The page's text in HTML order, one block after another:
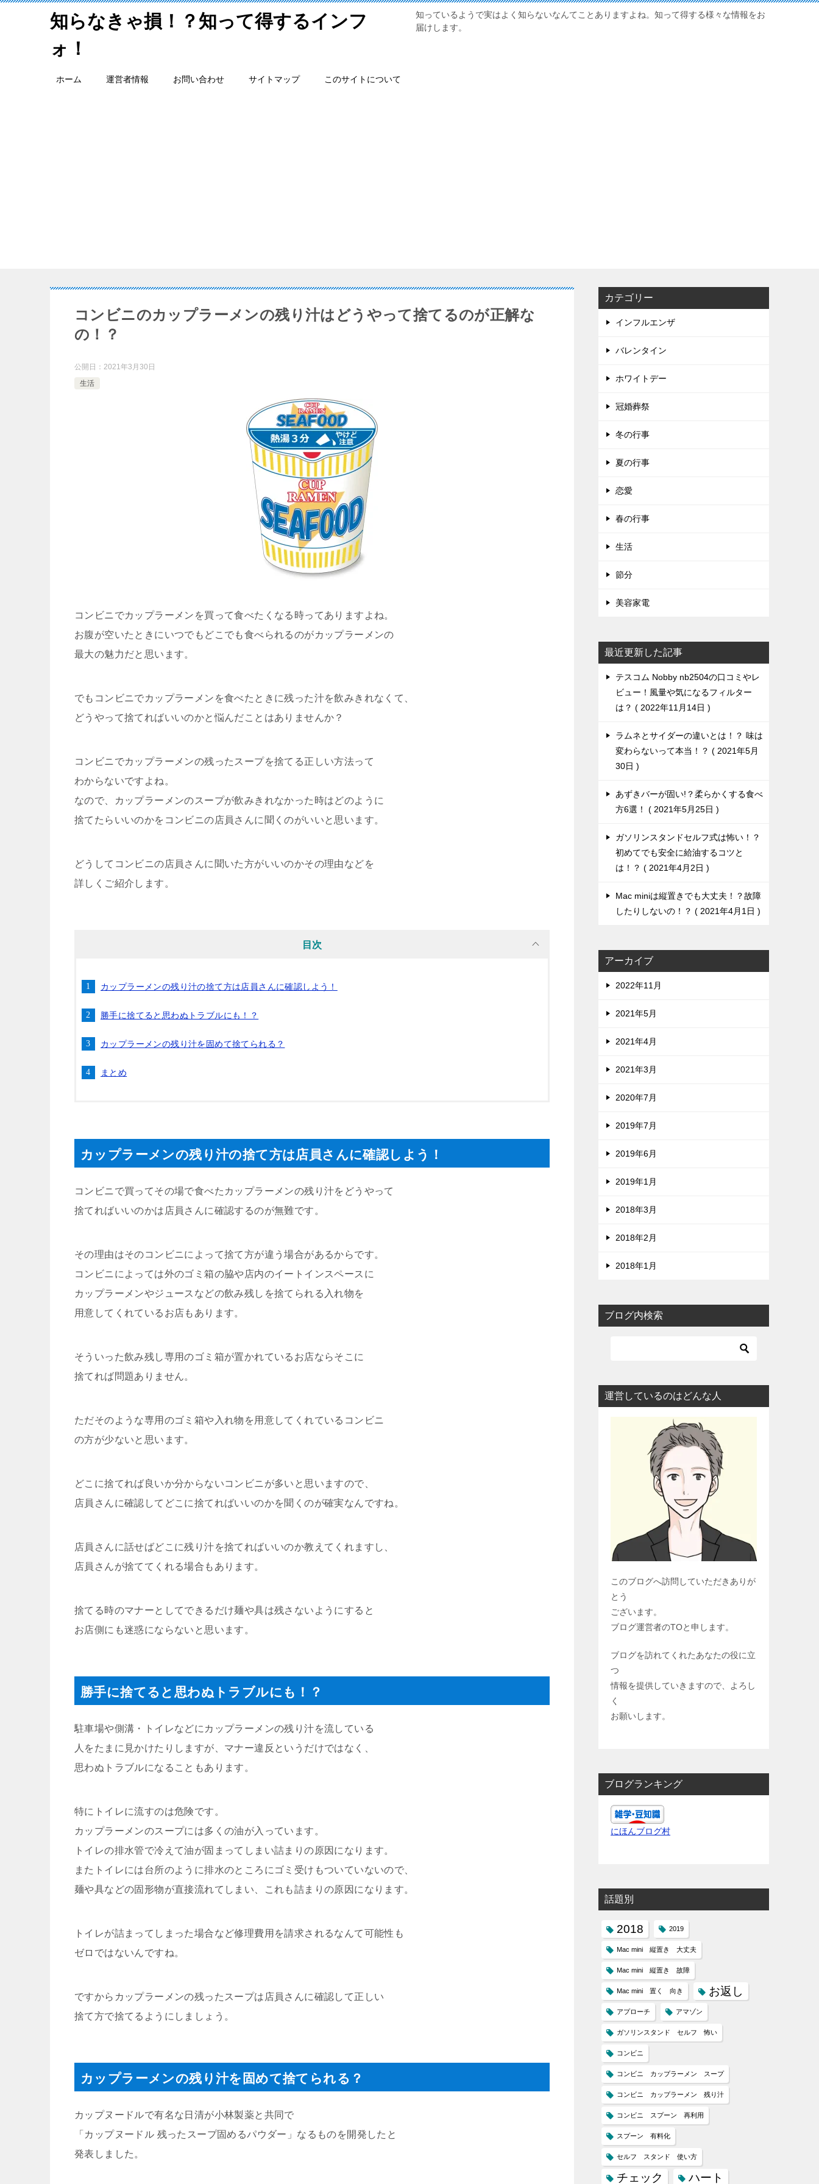
知らなきゃ損！？知って得するインフ
ォ！
知っているようで実はよく知らないなんてことありますよね。知って得する様々な情報をお
届けします。
ホーム 運営者情報 お問い合わせ サイトマップ このサイトについて
コンビニのカップラーメンの残り汁はどうやって捨てるのが正解な
の！？
公開日： 2021年3月30日
生活
コンビニでカップラーメンを買って食べたくなる時ってありますよね。
お腹が空いたときにいつでもどこでも食べられるのがカップラーメンの
最大の魅力だと思います。
でもコンビニでカップラーメンを食べたときに残った汁を飲みきれなくて、
どうやって捨てればいいのかと悩んだことはありませんか？
コンビニでカップラーメンの残ったスープを捨てる正しい方法って
わからないですよね。
なので、カップラーメンのスープが飲みきれなかった時はどのように
捨てたらいいのかをコンビニの店員さんに聞くのがいいと思います。
どうしてコンビニの店員さんに聞いた方がいいのかその理由などを
詳しくご紹介します。
目次
カップラーメンの残り汁の捨て方は店員さんに確認しよう！
勝手に捨てると思わぬトラブルにも！？
カップラーメンの残り汁を固めて捨てられる？
まとめ
カップラーメンの残り汁の捨て方は店員さんに確認しよう！
コンビニで買ってその場で食べたカップラーメンの残り汁をどうやって
捨てればいいのかは店員さんに確認するのが無難です。
その理由はそのコンビニによって捨て方が違う場合があるからです。
コンビニによっては外のゴミ箱の脇や店内のイートインスペースに
カップラーメンやジュースなどの飲み残しを捨てられる入れ物を
用意してくれているお店もあります。
そういった飲み残し専用のゴミ箱が置かれているお店ならそこに
捨てれば問題ありません。
ただそのような専用のゴミ箱や入れ物を用意してくれているコンビニ
の方が少ないと思います。
どこに捨てれば良いか分からないコンビニが多いと思いますので、
店員さんに確認してどこに捨てればいいのかを聞くのが確実なんですね。
店員さんに話せばどこに残り汁を捨てればいいのか教えてくれますし、
店員さんが捨ててくれる場合もあります。
捨てる時のマナーとしてできるだけ麺や具は残さないようにすると
お店側にも迷惑にならないと思います。
勝手に捨てると思わぬトラブルにも！？
駐車場や側溝・トイレなどにカップラーメンの残り汁を流している
人をたまに見かけたりしますが、マナー違反というだけではなく、
思わぬトラブルになることもあります。
特にトイレに流すのは危険です。
カップラーメンのスープには多くの油が入っています。
トイレの排水管で冷えて油が固まってしまい詰まりの原因になります。
またトイレには台所のように排水のところにゴミ受けもついていないので、
麺や具などの固形物が直接流れてしまい、これも詰まりの原因になります。
トイレが詰まってしまった場合など修理費用を請求されるなんて可能性も
ゼロではないんですね。
ですからカップラーメンの残ったスープは店員さんに確認して正しい
捨て方で捨てるようにしましょう。
カップラーメンの残り汁を固めて捨てられる？
カップヌードルで有名な日清が小林製薬と共同で
「カップヌードル 残ったスープ固めるパウダー」なるものを開発したと
発表しました。
カテゴリー
インフルエンザ
バレンタイン
ホワイトデー
冠婚葬祭
冬の行事
夏の行事
恋愛
春の行事
生活
節分
美容家電
最近更新した記事
テスコム Nobby nb2504の口コミやレ
ビュー！風量や気になるフィルター
は？
2022年11月14日
ラムネとサイダーの違いとは！？ 味は
変わらないって本当！？
2021年5月
30日
あずきバーが固い!？柔らかくする食べ
方6選！
2021年5月25日
ガソリンスタンドセルフ式は怖い！？
初めてでも安全に給油するコツと
は！？
2021年4月2日
Mac miniは縦置きでも大丈夫！？故障
したりしないの！？
2021年4月1日
アーカイブ
2022年11月
2021年5月
2021年4月
2021年3月
2020年7月
2019年7月
2019年6月
2019年1月
2018年3月
2018年2月
2018年1月
ブログ内検索
運営しているのはどんな人
このブログへ訪問していただきありが
とう
ございます。
ブログ運営者のTOと申します。
ブログを訪れてくれたあなたの役に立
つ
情報を提供していきますので、よろし
く
お願いします。
ブログランキング
にほんブログ村
話題別
2018 2019
Mac mini 縦置き 大丈夫
Mac mini 縦置き 故障
Mac mini 置く 向き お返し
アプローチ アマゾン
ガソリンスタンド セルフ 怖い
コンビニ
コンビニ カップラーメン スープ
コンビニ カップラーメン 残り汁
コンビニ スプーン 再利用
スプーン 有料化
セルフ スタンド 使い方
チェック ハート